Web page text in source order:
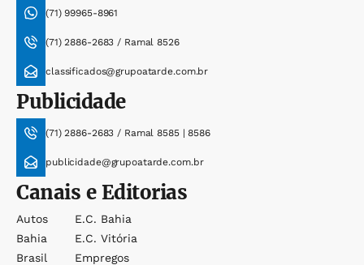
(71) 99965-8961
(71) 2886-2683 / Ramal 8526
classificados@grupoatarde.com.br
Publicidade
(71) 2886-2683 / Ramal 8585 | 8586
publicidade@grupoatarde.com.br
Canais e Editorias
Autos
Bahia
Brasil
E.c. Bahia
E.c. Vitória
Empregos